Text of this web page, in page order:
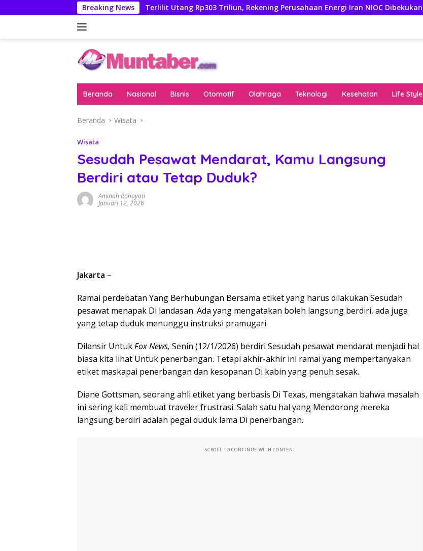
ke
Breaking News
Terlilit Utang Rp303 Triliun, Rekening Perusahaan Energi Iran NIOC Dibekukan Bank Negeri
Beranda Nasional Bisnis Otomotif Olahraga Teknologi Kesehatan Life Style
Beranda Wisata
Wisata
Sesudah Pesawat Mendarat, Kamu Langsung
Berdiri atau Tetap Duduk?
Aminah Rohayati
Januari 12, 2026
Jakarta –
Ramai perdebatan Yang Berhubungan Bersama etiket yang harus dilakukan Sesudah
pesawat menapak Di landasan. Ada yang mengatakan boleh langsung berdiri, ada juga
yang tetap duduk menunggu instruksi pramugari.
Dilansir UntukFox News, Senin (12/1/2026) berdiri Sesudah pesawat mendarat menjadi hal
biasa kita lihat Untuk penerbangan. Tetapi akhir-akhir ini ramai yang mempertanyakan
etiket maskapai penerbangan dan kesopanan Di kabin yang penuh sesak.
Diane Gottsman, seorang ahli etiket yang berbasis Di Texas, mengatakan bahwa masalah
ini sering kali membuat traveler frustrasi. Salah satu hal yang Mendorong mereka
langsung berdiri adalah pegal duduk lama Di penerbangan.
SCROLL TO CONTINUE WITH CONTENT